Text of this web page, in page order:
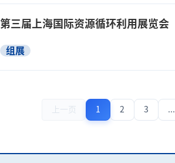
第三届上海国际资源循环利用展览会
组展
上一页 1 2 3 ...